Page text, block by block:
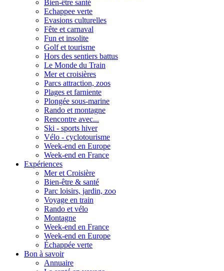
Bien-être santé
Echappee verte
Evasions culturelles
Fête et carnaval
Fun et insolite
Golf et tourisme
Hors des sentiers battus
Le Monde du Train
Mer et croisières
Parcs attraction, zoos
Plages et farniente
Plongée sous-marine
Rando et montagne
Rencontre avec...
Ski - sports hiver
Vélo - cyclotourisme
Week-end en Europe
Week-end en France
Expériences
Mer et Croisière
Bien-être & santé
Parc loisirs, jardin, zoo
Voyage en train
Rando et vélo
Montagne
Week-end en France
Week-end en Europe
Échappée verte
Bon à savoir
Annuaire